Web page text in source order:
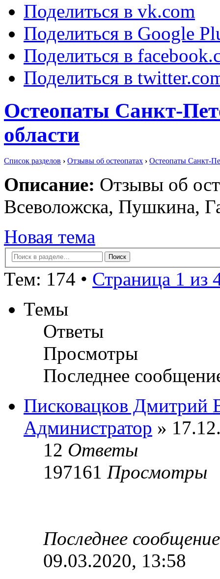
Поделиться в vk.com
Поделиться в Google
Поделиться в
Поделиться в
Остеопаты Санкт-
области
Список разделов › Отзывы об остеопатах › Остеопаты Санкт-
Описание: Отзывы об
Всеволожска, Пушкина,
Новая тема
Тем: 174 • Страница 1 из
Темы
Ответы
Просмотры
Последнее
Писковацков Дмитрий
Администратор »
12 Ответы
197161 Просмотры
Последнее
09.03.2020, 13:58